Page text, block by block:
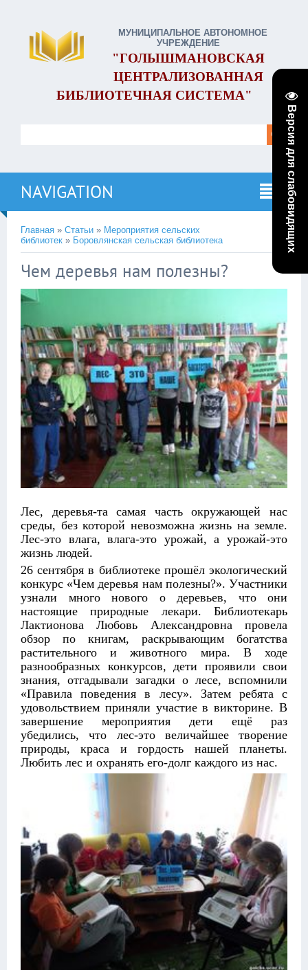
Версия для слабовидящих
МУНИЦИПАЛЬНОЕ АВТОНОМНОЕ
УЧРЕЖДЕНИЕ
"ГОЛЫШМАНОВСКАЯ
ЦЕНТРАЛИЗОВАННАЯ
БИБЛИОТЕЧНАЯ СИСТЕМА"
NAVIGATION
Главная » Статьи » Мероприятия сельских
библиотек » Боровлянская сельская библиотека
Чем деревья нам полезны?
Лес, деревья-та самая часть окружающей нас
среды, без которой невозможна жизнь на земле.
Лес-это влага, влага-это урожай, а урожай-это
жизнь людей.
26 сентября в библиотеке прошёл экологический
конкурс «Чем деревья нам полезны?». Участники
узнали много нового о деревьев, что они
настоящие природные лекари. Библиотекарь
Лактионова Любовь Александровна провела
обзор по книгам, раскрывающим богатства
растительного и животного мира. В ходе
разнообразных конкурсов, дети проявили свои
знания, отгадывали загадки о лесе, вспомнили
«Правила поведения в лесу». Затем ребята с
удовольствием приняли участие в викторине. В
завершение мероприятия дети ещё раз
убедились, что лес-это величайшее творение
природы, краса и гордость нашей планеты.
Любить лес и охранять его-долг каждого из нас.